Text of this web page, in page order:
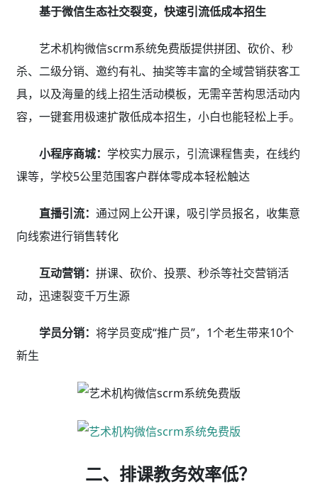
基于微信生态社交裂变，快速引流低成本招生
艺术机构微信scrm系统免费版提供拼团、砍价、秒
杀、二级分销、邀约有礼、抽奖等丰富的全域营销获客工
具，以及海量的线上招生活动模板，无需辛苦构思活动内
容，一键套用极速扩散低成本招生，小白也能轻松上手。
小程序商城： 学校实力展示，引流课程售卖，在线约
课等，学校5公里范围客户群体零成本轻松触达
直播引流： 通过网上公开课，吸引学员报名，收集意
向线索进行销售转化
互动营销： 拼课、砍价、投票、秒杀等社交营销活
动，迅速裂变千万生源
学员分销： 将学员变成“推广员”，1个老生带来10个
新生
二、排课教务效率低？